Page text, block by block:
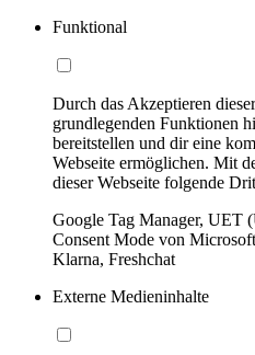
Funktional
Durch das Akzeptieren
grundlegenden Funktionen
bereitstellen und dir eine
Webseite ermöglichen. Mit
dieser Webseite folgende
Google Tag Manager, UET
Consent Mode von
Klarna, Freshchat
Externe Medieninhalte